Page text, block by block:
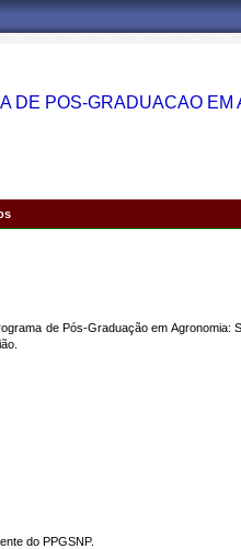
DE POS-GRADUACAO EM
de Pós-Graduação em
do PPGSNP.